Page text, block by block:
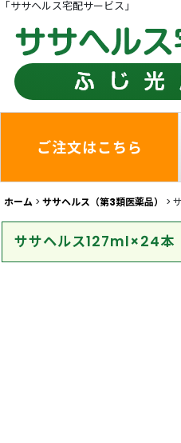
「ササヘルス宅配サービス」
ご注文はこちら
ホーム > ササヘルス（第3類医薬品） >
ササヘルス127ml×24本